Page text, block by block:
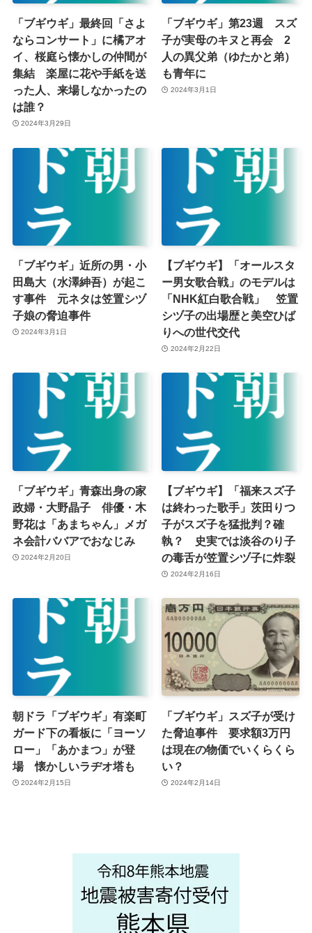
「ブギウギ」最終回「さよ
ならコンサート」に橘アオ
イ、桜庭ら懐かしの仲間が
集結 楽屋に花や手紙を送
った人、来場しなかったの
は誰？
2024年3月29日
「ブギウギ」第23週 スズ
子が実母のキヌと再会 2
人の異父弟（ゆたかと弟）
も青年に
2024年3月1日
「ブギウギ」近所の男・小
田島大（水澤紳吾）が起こ
す事件 元ネタは笠置シヅ
子娘の脅迫事件
2024年3月1日
【ブギウギ】「オールスタ
ー男女歌合戦」のモデルは
「NHK紅白歌合戦」 笠置
シヅ子の出場歴と美空ひば
りへの世代交代
2024年2月22日
「ブギウギ」青森出身の家
政婦・大野晶子 俳優・木
野花は「あまちゃん」メガ
ネ会計ババアでおなじみ
2024年2月20日
【ブギウギ】「福来スズ子
は終わった歌手」茨田りつ
子がスズ子を猛批判？確
執？ 史実では淡谷のり子
の毒舌が笠置シヅ子に炸裂
2024年2月16日
朝ドラ「ブギウギ」有楽町
ガード下の看板に「ヨーソ
ロー」「あかまつ」が登
場 懐かしいラヂオ塔も
2024年2月15日
「ブギウギ」スズ子が受け
た脅迫事件 要求額3万円
は現在の物価でいくらくら
い？
2024年2月14日